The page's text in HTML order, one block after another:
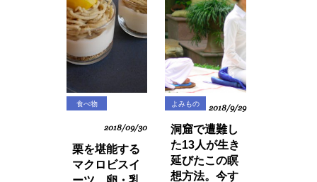
芽挿しが原則
禁止の方向
に・・？
食べ物
2018/09/30
栗を堪能する
マクロビスイ
よみもの 2018/9/29
洞窟で遭難し
た13人が生き
延びたこの瞑
想方法。今す